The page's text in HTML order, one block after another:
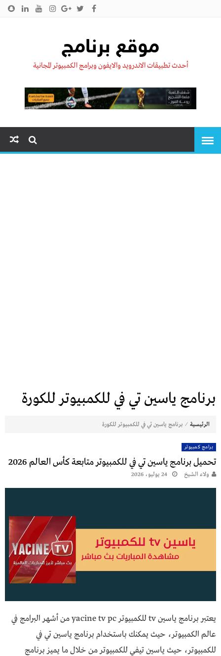
موقع برنامج
أحدث تطبيقات الاندرويد والايفون وبرامج الكمبيوتر المجانية
برنامج ياسين تي في للكمبيوتر للكورة
الرئيسية ⁄ برنامج ياسين تي في للكمبيوتر للكورة
برامج كمبيوتر
تحميل برنامج ياسين تي في للكمبيوتر متابعة كأس العالم 2026
ولاء الشيخ 24 يوليو، 2026
يعتبر برنامج ياسين tv للكمبيوتر yacine tv pc من أشهر البرامج في
عالم الكمبيوتر، حيث يمكنك باستخدام برنامج ياسين تي في
للكمبيوتر، حيث ياسين تيفي للكمبيوتر من خلال ما يميز برنامج